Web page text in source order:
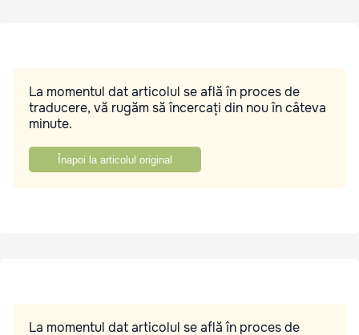
La momentul dat articolul se află în proces de
traducere, vă rugăm să încercați din nou în câteva
minute.
Înapoi la articolul original
La momentul dat articolul se află în proces de